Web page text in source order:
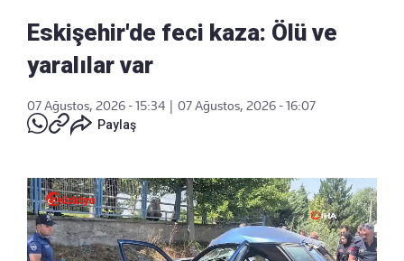
Eskişehir'de feci kaza: Ölü ve
yaralılar var
07 Ağustos, 2026 - 15:34 | 07 Ağustos, 2026 - 16:07
Paylaş